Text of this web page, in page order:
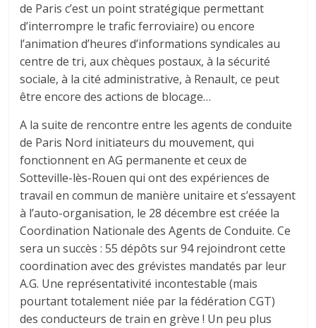
de Paris c’est un point stratégique permettant
d’interrompre le trafic ferroviaire) ou encore
l’animation d’heures d’informations syndicales au
centre de tri, aux chèques postaux, à la sécurité
sociale, à la cité administrative, à Renault, ce peut
être encore des actions de blocage…
A la suite de rencontre entre les agents de conduite
de Paris Nord initiateurs du mouvement, qui
fonctionnent en AG permanente et ceux de
Sotteville-lès-Rouen qui ont des expériences de
travail en commun de manière unitaire et s’essayent
à l’auto-organisation, le 28 décembre est créée la
Coordination Nationale des Agents de Conduite. Ce
sera un succès : 55 dépôts sur 94 rejoindront cette
coordination avec des grévistes mandatés par leur
A.G. Une représentativité incontestable (mais
pourtant totalement niée par la fédération CGT)
des conducteurs de train en grève ! Un peu plus